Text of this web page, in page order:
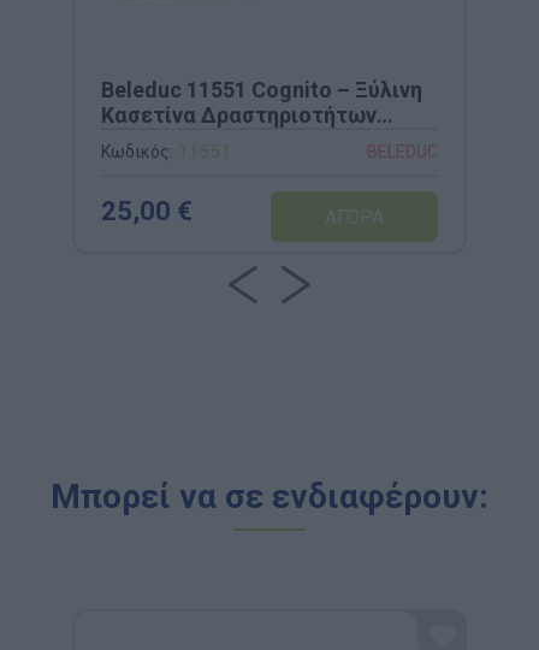
Beleduc 11551 Cognito – Ξύλινη
Κασετίνα Δραστηριοτήτων
Κατηγορίες για
Κατηγοριοποίηση Αντικειμένων
& Ανάπτυξη Λεξιλογίου
Κωδικός: 11551 BELEDUC
25,00 €
Μπορεί να σε ενδιαφέρουν: